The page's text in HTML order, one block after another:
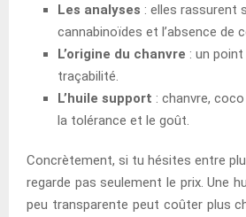
Les analyses : elles rassurent
cannabinoïdes et l’absence de
L’origine du chanvre : un
traçabilité.
L’huile support : chanvre,
la tolérance et le goût.
Concrètement, si tu hésites entre
regarde pas seulement le prix. Une
peu transparente peut coûter plus